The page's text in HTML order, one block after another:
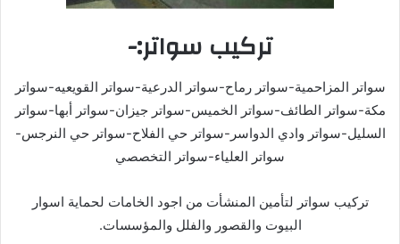
تركيب سواتر:-
سواتر المزاحمية-سواتر رماح-سواتر الدرعية-سواتر القويعيه-سواتر
مكة-سواتر الطائف-سواتر الخميس-سواتر جيزان-سواتر أبها-سواتر
السليل-سواتر وادي الدواسر-سواتر حي الفلاح-سواتر حي النرجس-
سواتر العلياء-سواتر التخصصي
تركيب سواتر لتأمين المنشأت من اجود الخامات لحماية اسوار
البيوت والقصور والفلل والمؤسسات.